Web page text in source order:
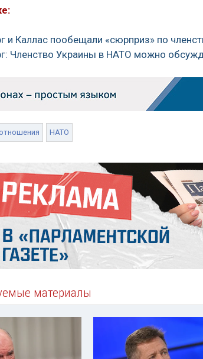
и Каллас пообещали «сюрприз» по
Членство Украины в НАТО можно
НАТО
материалы